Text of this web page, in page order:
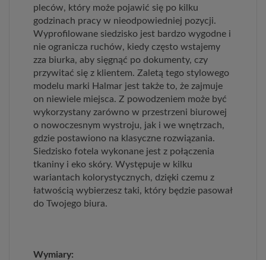
pleców, który może pojawić się po kilku
godzinach pracy w nieodpowiedniej pozycji.
Wyprofilowane siedzisko jest bardzo wygodne i
nie ogranicza ruchów, kiedy często wstajemy
zza biurka, aby sięgnąć po dokumenty, czy
przywitać się z klientem. Zaletą tego stylowego
modelu marki Halmar jest także to, że zajmuje
on niewiele miejsca. Z powodzeniem może być
wykorzystany zarówno w przestrzeni biurowej
o nowoczesnym wystroju, jak i we wnętrzach,
gdzie postawiono na klasyczne rozwiązania.
Siedzisko fotela wykonane jest z połączenia
tkaniny i eko skóry. Występuje w kilku
wariantach kolorystycznych, dzięki czemu z
łatwością wybierzesz taki, który będzie pasował
do Twojego biura.
Wymiary: